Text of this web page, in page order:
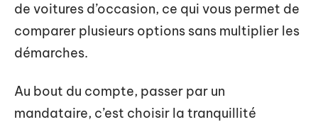
de voitures d’occasion, ce qui vous permet de
comparer plusieurs options sans multiplier les
démarches.
Au bout du compte, passer par un
mandataire, c’est choisir la tranquillité